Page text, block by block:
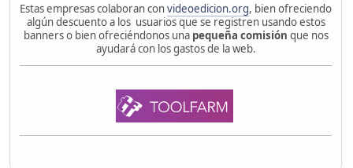
Estas empresas colaboran convideoedicion.org, bien ofreciendo
algún descuento a los usuarios que se registren usando estos
banners o bien ofreciéndonos una pequeña comisión que nos
ayudará con los gastos de la web.